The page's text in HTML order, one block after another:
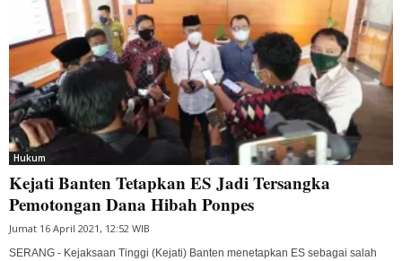
Hukum
Kejati Banten Tetapkan ES Jadi Tersangka
Pemotongan Dana Hibah Ponpes
Jumat 16 April 2021, 12:52 WIB
SERANG - Kejaksaan Tinggi (Kejati) Banten menetapkan ES sebagai salah